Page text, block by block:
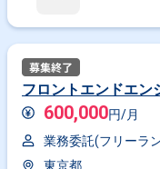
フロントエンドエ
600,000円/月
業務委託(フリーラ
東京都
特徴で絞り込む
Illustrator × 副業